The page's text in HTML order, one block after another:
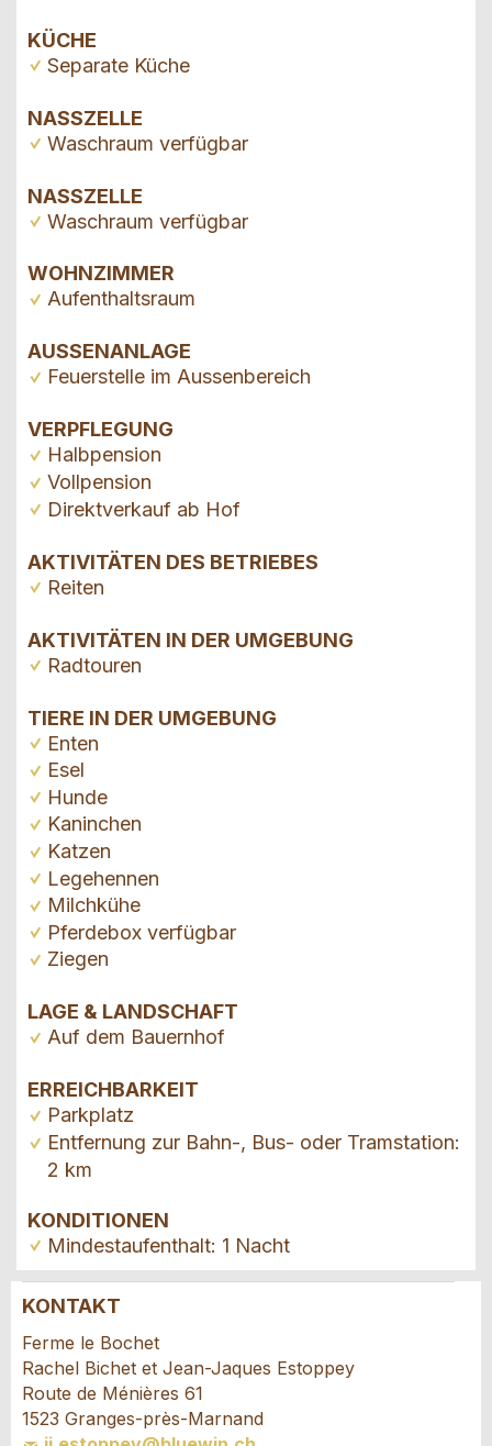
KÜCHE
Separate Küche
NASSZELLE
Waschraum verfügbar
NASSZELLE
Waschraum verfügbar
WOHNZIMMER
Aufenthaltsraum
AUSSENANLAGE
Feuerstelle im Aussenbereich
VERPFLEGUNG
Halbpension
Vollpension
Direktverkauf ab Hof
AKTIVITÄTEN DES BETRIEBES
Reiten
AKTIVITÄTEN IN DER UMGEBUNG
Radtouren
TIERE IN DER UMGEBUNG
Enten
Esel
Hunde
Kaninchen
Katzen
Legehennen
Milchkühe
Pferdebox verfügbar
Ziegen
LAGE & LANDSCHAFT
Auf dem Bauernhof
ERREICHBARKEIT
Parkplatz
Entfernung zur Bahn-, Bus- oder Tramstation:
2 km
KONDITIONEN
Mindestaufenthalt: 1 Nacht
Anzeige beanstanden
Ihr Feedback wird sehr geschätzt!
Anzeige weiterempfehlen
Empfehlen Sie diese Anzeige an Freunde weiter.
KONTAKT
Ferme le Bochet
Rachel Bichet et Jean-Jaques Estoppey
Route de Ménières 61
1523 Granges-près-Marnand